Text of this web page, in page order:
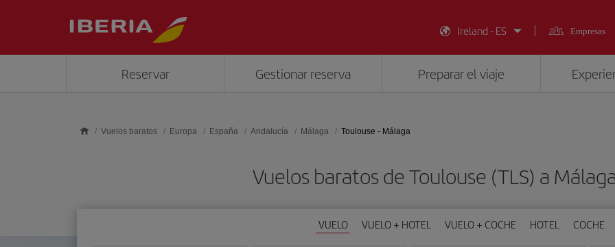
Ireland - ES
Empresas
Reservar Gestionar reserva Preparar el viaje
Vuelos baratos Europa España Andalucía Málaga Toulouse - Málaga
Vuelos baratos de Toulouse (TLS) a
VUELO VUELO + HOTEL VUELO + COCHE HOTEL COCHE